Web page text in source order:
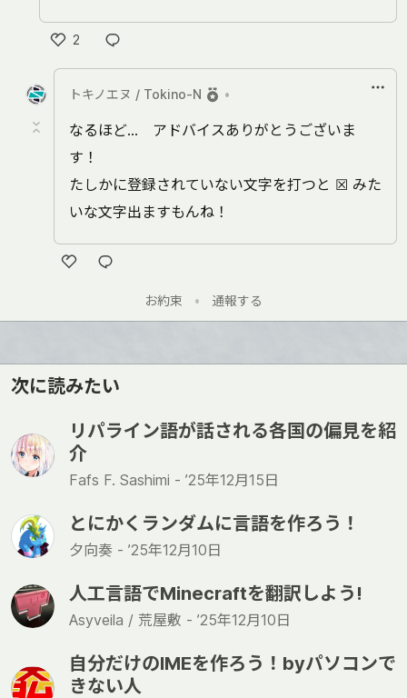
2
い
トキノエヌ / Tokino-N •
なるほど... アドバイスありがとうございま
す！
たしかに登録されていない文字を打つと ☒ みた
いな文字出ますもんね！
ね
お約束 • 通報する
次に読みたい
リパライン語が話される各国の偏見を紹
介
Fafs F. Sashimi - ’25年12月15日
とにかくランダムに言語を作ろう！
夕向奏 - ’25年12月10日
人工言語でMinecraftを翻訳しよう!
Asyveila / 荒屋敷 - ’25年12月10日
自分だけのIMEを作ろう！byパソコンで
きない人